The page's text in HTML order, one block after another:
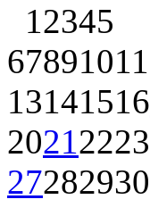
12345
67891011
13141516
20212223
27282930